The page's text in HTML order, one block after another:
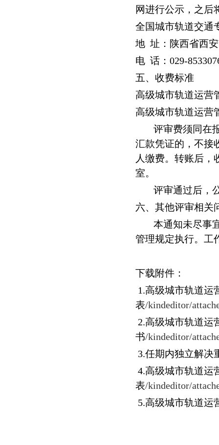
网进行公示，之后
全国城市轨道交通
地 址：陕西省西
电 话： 029-
五、收费标准
高级城市轨道运营
高级城市轨道运营
评审费须同在
汇款凭证的，不接
人缴费。转账后，
室。
评审通过后，
六、其他评审相关
本通知未尽事
管理规定执行。工
下载附件：
1.高级城市轨道运
表/kindeditor/
2.高级城市轨道运
书/kindeditor/
3.任期内独立解决
4.高级城市轨道运
表/kindeditor/
5.高级城市轨道运